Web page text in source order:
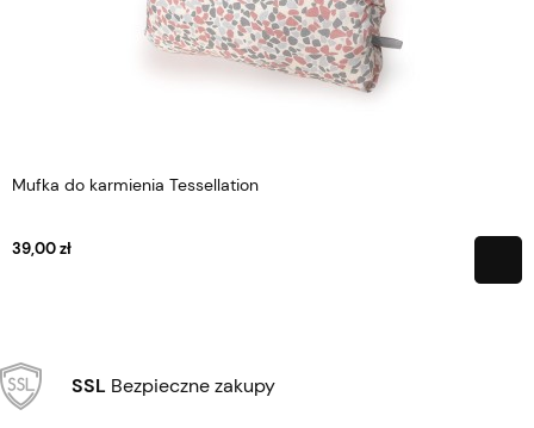
Mufka do karmienia Tessellation
39,00 zł
SSL Bezpieczne zakupy